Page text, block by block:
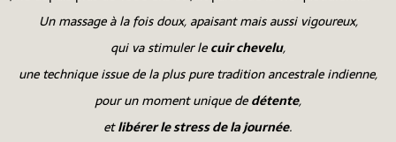
Un massage à la fois doux, apaisant mais aussi vigoureux,
qui va stimuler lecuir chevelu,
une technique issue de la plus pure tradition ancestrale indienne,
pour un moment unique dedétente,
etlibérer le stress de la journée.